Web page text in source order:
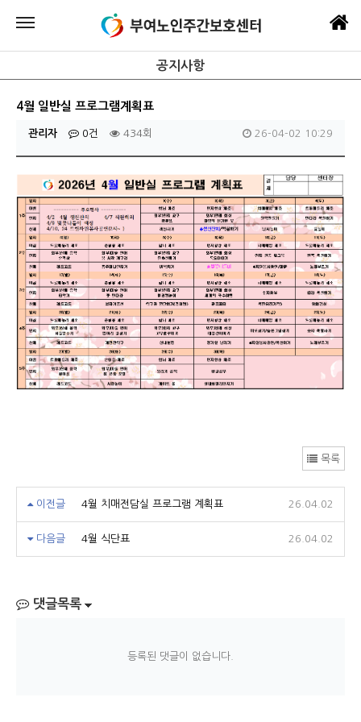
공지사항
4월 일반실 프로그램계획표
관리자 0건 434회 26-04-02 10:29
목록
이전글 4월 치매전담실 프로그램 계획표 26.04.02
다음글 4월 식단표 26.04.02
댓글목록
등록된 댓글이 없습니다.